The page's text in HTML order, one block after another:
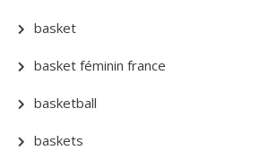
basket
basket féminin france
basketball
baskets